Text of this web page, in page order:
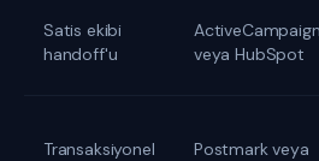
Satis ekibi
handoff'u
ActiveCampaign
veya HubSpot
Transaksiyonel
Postmark veya